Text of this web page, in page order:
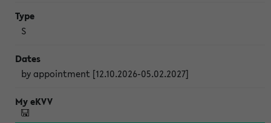
S
by appointment [12.10.2026-05.02.2027]